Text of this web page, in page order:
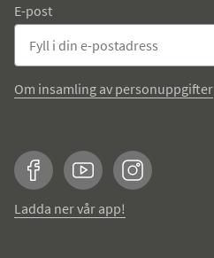
E-post
Om insamling av personuppgifter
FacebookYouTubeInstagram
Ladda ner vår app!